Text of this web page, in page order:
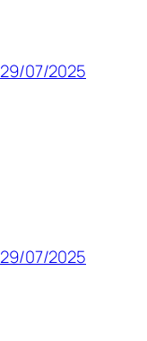
29/07/2025
29/07/2025